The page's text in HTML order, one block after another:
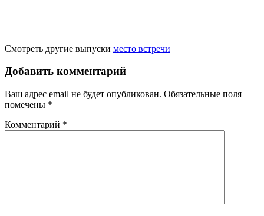
Смотреть другие выпуски место встречи
Добавить комментарий
Ваш адрес email не будет опубликован. Обязательные поля
помечены *
Комментарий *